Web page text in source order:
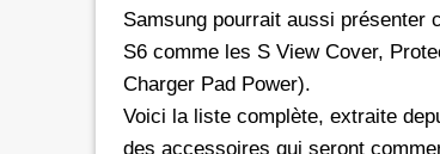
Samsung pourrait aussi présenter
S6 comme les S View Cover,
Charger Pad Power).
Voici la liste complète, extraite
des accessoires qui seront